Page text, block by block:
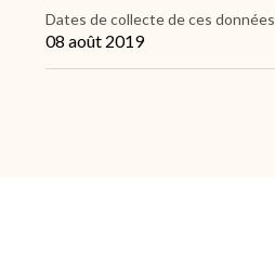
Dates de collecte de ces données
08 août 2019